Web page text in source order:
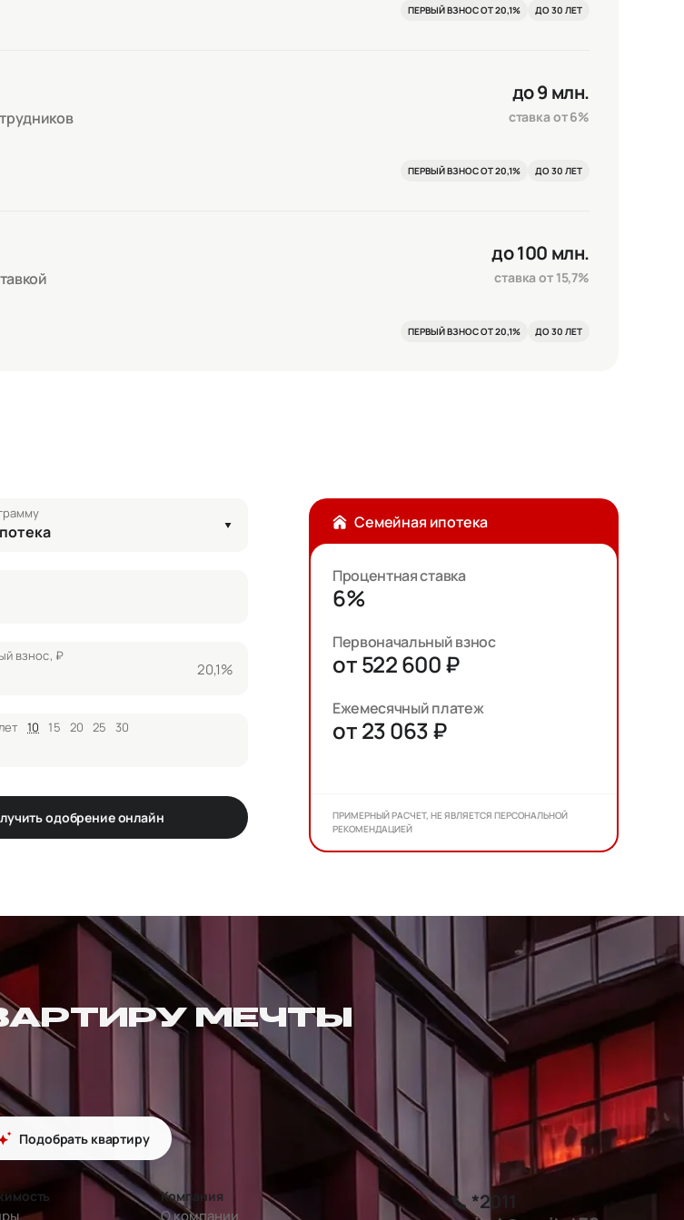
ПЕРВЫЙ ВЗНОС ОТ 20,1% ДО 30 ЛЕТ
до 9 млн.
ставка от 6%
ПЕРВЫЙ ВЗНОС ОТ 20,1% ДО 30 ЛЕТ
до 100 млн.
ставка от 15,7%
ПЕРВЫЙ ВЗНОС ОТ 20,1% ДО 30 ЛЕТ
взнос, ₽
20,1%
10 15 20 25 30
одобрение онлайн
Семейная ипотека
Процентная ставка
6%
Первоначальный взнос
от 522 600 ₽
Ежемесячный платеж
от 23 063 ₽
ПРИМЕРНЫЙ РАСЧЕТ, НЕ ЯВЛЯЕТСЯ ПЕРСОНАЛЬНОЙ
РЕКОМЕНДАЦИЕЙ
МЕЧТЫ
Подобрать квартиру
Компания
О компании
*2011